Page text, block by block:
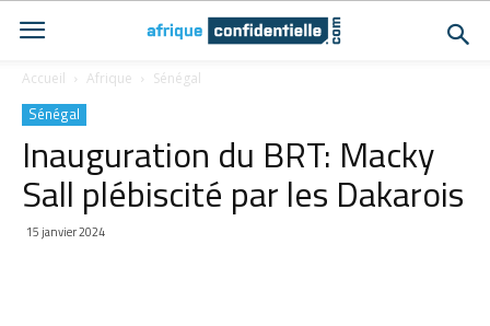
Accueil Afrique Sénégal
Sénégal
Inauguration du BRT: Macky
Sall plébiscité par les Dakarois
15 janvier 2024